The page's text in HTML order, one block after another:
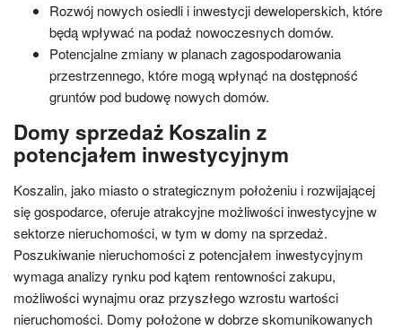
Rozwój nowych osiedli i inwestycji deweloperskich, które
będą wpływać na podaż nowoczesnych domów.
Potencjalne zmiany w planach zagospodarowania
przestrzennego, które mogą wpłynąć na dostępność
gruntów pod budowę nowych domów.
Domy sprzedaż Koszalin z
potencjałem inwestycyjnym
Koszalin, jako miasto o strategicznym położeniu i rozwijającej
się gospodarce, oferuje atrakcyjne możliwości inwestycyjne w
sektorze nieruchomości, w tym w domy na sprzedaż.
Poszukiwanie nieruchomości z potencjałem inwestycyjnym
wymaga analizy rynku pod kątem rentowności zakupu,
możliwości wynajmu oraz przyszłego wzrostu wartości
nieruchomości. Domy położone w dobrze skomunikowanych